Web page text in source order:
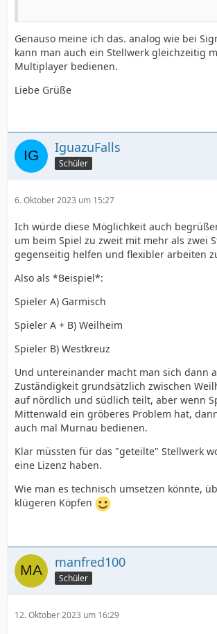
Genauso meine ich das. analog wie bei
kann man auch ein Stellwerk gleichzeitig
Multiplayer bedienen.
Liebe Grüße
IguazuFalls
Schüler
6. Oktober 2023 um 15:27
Ich würde diese Möglichkeit auch
um beim Spiel zu zweit mit mehr als zwei
gegenseitig helfen und flexibler arbeiten
Also als *Beispiel*:
Spieler A) Garmisch
Spieler A + B) Weilheim
Spieler B) Westkreuz
Und untereinander macht man sich dann
Zuständigkeit grundsätzlich zwischen
auf nördlich und südlich teilt, aber wenn
Mittenwald ein gröberes Problem hat,
auch mal Murnau bedienen.
Klar müssten für das "geteilte" Stellwerk
eine Lizenz haben.
Wie man es technisch umsetzen könnte,
klügeren Köpfen
manfred100
Schüler
12. Oktober 2023 um 16:29